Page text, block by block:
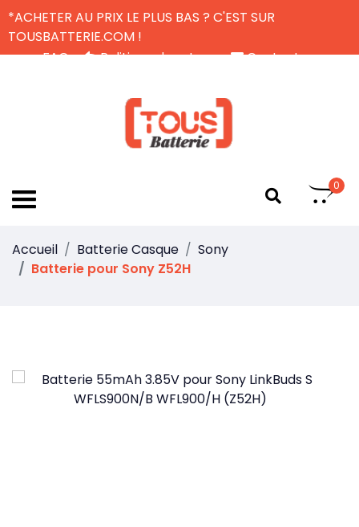
*ACHETER AU PRIX LE PLUS BAS ? C'EST SUR
TOUSBATTERIE.COM !
FAQ
Politique de retour
Contactez-nous
0
Accueil Batterie Casque
Sony
Batterie pour Sony Z52H